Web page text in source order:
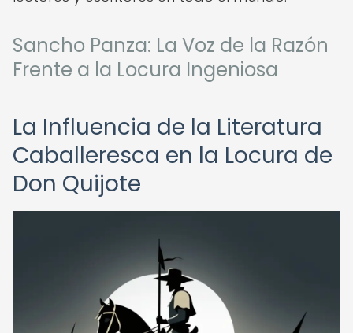
Sancho Panza: La Voz de la Razón
Frente a la Locura Ingeniosa
La Influencia de la Literatura
Caballeresca en la Locura de
Don Quijote